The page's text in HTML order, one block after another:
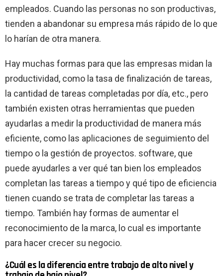
empleados. Cuando las personas no son productivas,
tienden a abandonar su empresa más rápido de lo que
lo harían de otra manera.
Hay muchas formas para que las empresas midan la
productividad, como la tasa de finalización de tareas,
la cantidad de tareas completadas por día, etc., pero
también existen otras herramientas que pueden
ayudarlas a medir la productividad de manera más
eficiente, como las aplicaciones de seguimiento del
tiempo o la gestión de proyectos. software, que
puede ayudarles a ver qué tan bien los empleados
completan las tareas a tiempo y qué tipo de eficiencia
tienen cuando se trata de completar las tareas a
tiempo. También hay formas de aumentar el
reconocimiento de la marca, lo cual es importante
para hacer crecer su negocio.
¿Cuál es la diferencia entre trabajo de alto nivel y